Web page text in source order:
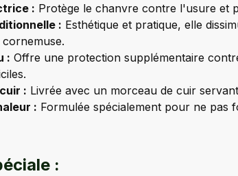
: Protège le chanvre contre l'usure et
: Esthétique et pratique, elle
: Offre une protection supplémentaire
: Livrée avec un morceau de cuir
: Formulée spécialement pour ne pas
: